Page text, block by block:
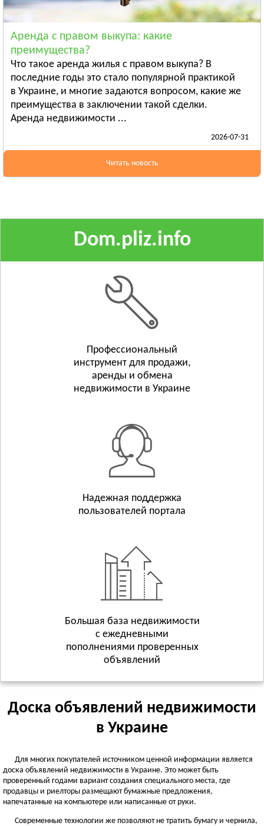
Ананьев
Арциз
Балта
ПОЛТАВСКАЯ ОБЛАСТЬ
Гадяч
Глобино
РОВЕНСКАЯ ОБЛАСТЬ
Березно
Смотреть всё
СУМСКАЯ ОБЛАСТЬ
Смотреть всё
ТЕРНОПОЛЬСКАЯ ОБЛАСТЬ
Смотреть всё
Смотреть всё
ХЕРСОНСКАЯ ОБЛАСТЬ
ХМЕЛЬНИЦКАЯ ОБЛАСТЬ
Смотреть всё
ЧЕРКАССКАЯ ОБЛАСТЬ
ЧЕРНИГОВСКАЯ ОБЛАСТЬ
Бахмач
Смотреть всё
ЧЕРНОВИЦКАЯ ОБЛАСТЬ
Черновцы
Аренда с правом выкупа: какие
преимущества?
Что такое аренда жилья с правом выкупа? В
последние годы это стало популярной практикой
в Украине, и многие задаются вопросом, какие же
преимущества в заключении такой сделки.
Аренда недвижимости ...
2026-07-31
Читать новость
Dom.pliz.info
Профессиональный
инструмент для продажи,
аренды и обмена
недвижимости в Украине
Надежная поддержка
пользователей портала
Большая база недвижимости
с ежедневными
пополнениями проверенных
объявлений
Доска объявлений недвижимости
в Украине
Для многих покупателей источником ценной информации является
доска объявлений недвижимости в Украине. Это может быть
проверенный годами вариант создания специального места, где
продавцы и риелторы размещают бумажные предложения,
напечатанные на компьютере или написанные от руки.
Современные технологии же позволяют не тратить бумагу и чернила,